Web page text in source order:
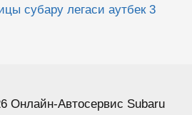
субару легаси аутбек 3
Онлайн-Автосервис Subaru